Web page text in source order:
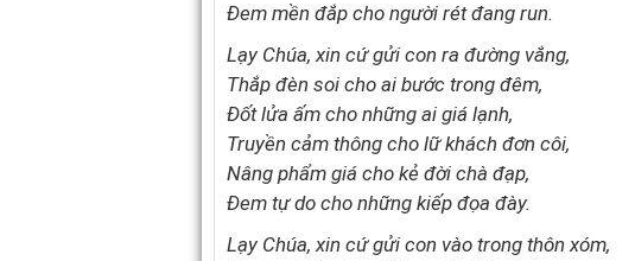
Đem mền đắp cho người rét đang run.
Lạy Chúa, xin cứ gửi con ra đường vắng,
Thắp đèn soi cho ai bước trong đêm,
Đốt lửa ấm cho những ai giá lạnh,
Truyền cảm thông cho lữ khách đơn côi,
Nâng phẩm giá cho kẻ đời chà đạp,
Đem tự do cho những kiếp đọa đày.
Lạy Chúa, xin cứ gửi con vào trong thôn xóm,